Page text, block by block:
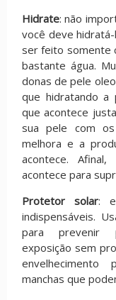
Hidrate: não
você deve
ser feito somente
bastante água.
donas de pele
que hidratando a
que acontece
sua pele com
melhora e a
acontece.
acontece para
Protetor solar:
indispensáveis.
para prevenir
exposição sem
envelhecimento
manchas que